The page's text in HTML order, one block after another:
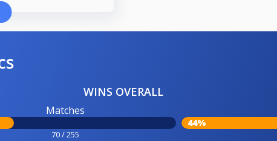
WINS OVERALL
Matches
70 / 255
44%